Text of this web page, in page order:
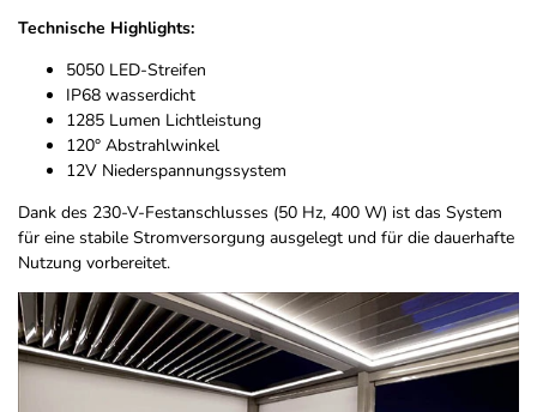
Technische Highlights:
5050 LED-Streifen
IP68 wasserdicht
1285 Lumen Lichtleistung
120° Abstrahlwinkel
12V Niederspannungssystem
Dank des 230-V-Festanschlusses (50 Hz, 400 W) ist das System
für eine stabile Stromversorgung ausgelegt und für die dauerhafte
Nutzung vorbereitet.